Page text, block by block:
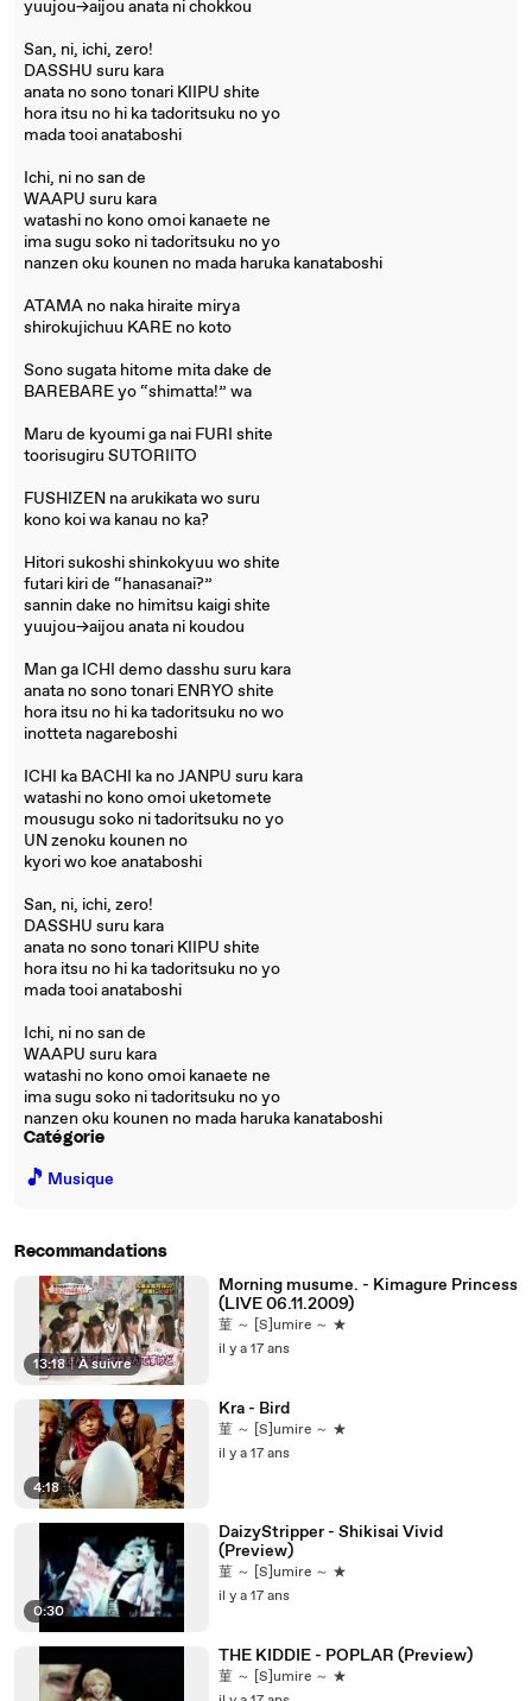
yuujou→aijou anata ni chokkou
San, ni, ichi, zero!
DASSHU suru kara
anata no sono tonari KIIPU shite
hora itsu no hi ka tadoritsuku no yo
mada tooi anataboshi
Ichi, ni no san de
WAAPU suru kara
watashi no kono omoi kanaete ne
ima sugu soko ni tadoritsuku no yo
nanzen oku kounen no mada haruka kanataboshi
ATAMA no naka hiraite mirya
shirokujichuu KARE no koto
Sono sugata hitome mita dake de
BAREBARE yo “shimatta!” wa
Maru de kyoumi ga nai FURI shite
toorisugiru SUTORIITO
FUSHIZEN na arukikata wo suru
kono koi wa kanau no ka?
Hitori sukoshi shinkokyuu wo shite
futari kiri de “hanasanai?”
sannin dake no himitsu kaigi shite
yuujou→aijou anata ni koudou
Man ga ICHI demo dasshu suru kara
anata no sono tonari ENRYO shite
hora itsu no hi ka tadoritsuku no wo
inotteta nagareboshi
ICHI ka BACHI ka no JANPU suru kara
watashi no kono omoi uketomete
mousugu soko ni tadoritsuku no yo
UN zenoku kounen no
kyori wo koe anataboshi
San, ni, ichi, zero!
DASSHU suru kara
anata no sono tonari KIIPU shite
hora itsu no hi ka tadoritsuku no yo
mada tooi anataboshi
Ichi, ni no san de
WAAPU suru kara
watashi no kono omoi kanaete ne
ima sugu soko ni tadoritsuku no yo
nanzen oku kounen no mada haruka kanataboshi
Catégorie
🎵 Musique
Recommandations
13:18 | À suivre
Morning musume. - Kimagure Princess
(LIVE 06.11.2009)
菫 ～ [S]umire ～ ★
il y a 17 ans
4:18
Kra - Bird
菫 ～ [S]umire ～ ★
il y a 17 ans
0:30
DaizyStripper - Shikisai Vivid
(Preview)
菫 ～ [S]umire ～ ★
il y a 17 ans
THE KIDDIE - POPLAR (Preview)
菫 ～ [S]umire ～ ★